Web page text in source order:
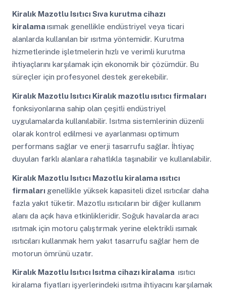
Kiralık Mazotlu IsıtıcıSıva kurutma cihazı
kiralamaısımak genellikle endüstriyel veya ticari
alanlarda kullanılan bir ısıtma yöntemidir. Kurutma
hizmetlerinde işletmelerin hızlı ve verimli kurutma
ihtiyaçlarını karşılamak için ekonomik bir çözümdür. Bu
süreçler için profesyonel destek gerekebilir.
Kiralık Mazotlu IsıtıcıKiralık mazotlu ısıtıcı firmaları
fonksiyonlarına sahip olan çeşitli endüstriyel
uygulamalarda kullanılabilir. Isıtma sistemlerinin düzenli
olarak kontrol edilmesi ve ayarlanması optimum
performans sağlar ve enerji tasarrufu sağlar. İhtiyaç
duyulan farklı alanlara rahatlıkla taşınabilir ve kullanılabilir.
Kiralık Mazotlu IsıtıcıMazotlu kiralama ısıtıcı
firmaları genellikle yüksek kapasiteli dizel ısıtıcılar daha
fazla yakıt tüketir. Mazotlu ısıtıcıların bir diğer kullanım
alanı da açık hava etkinlikleridir. Soğuk havalarda aracı
ısıtmak için motoru çalıştırmak yerine elektrikli ısımak
ısıtıcıları kullanmak hem yakıt tasarrufu sağlar hem de
motorun ömrünü uzatır.
Kiralık Mazotlu IsıtıcıIsıtma cihazı kiralama ısıtıcı
kiralama fiyatları işyerlerindeki ısıtma ihtiyacını karşılamak